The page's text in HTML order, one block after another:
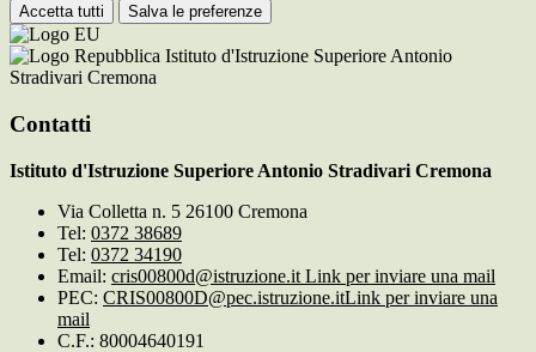
Accetta tutti Salva le preferenze
Istituto d'Istruzione Superiore Antonio
Stradivari Cremona
Contatti
Istituto d'Istruzione Superiore Antonio Stradivari Cremona
Via Colletta n. 5 26100 Cremona
Tel: 0372 38689
Tel: 0372 34190
Email: cris00800d@istruzione.it Link per inviare una mail
PEC: CRIS00800D@pec.istruzione.itLink per inviare una
mail
C.F.: 80004640191